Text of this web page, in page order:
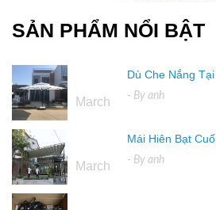
SẢN PHẨM NỔI BẬT
March
Dù Che Nắng
- By anh
March
Mái Hiên Bạt
- By anh